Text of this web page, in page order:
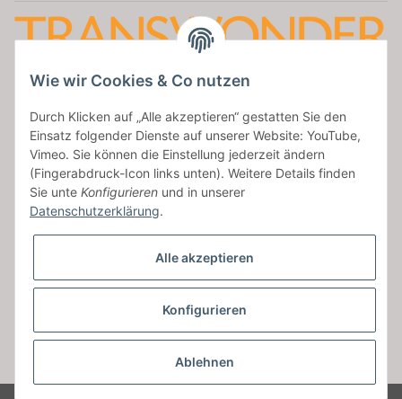
Aumaische Str. 47
07937 Zeulenroda
Tel: 036628/954427
service@transwonder.de
* Alle Preise inkl. gesetzlicher USt., zzgl.Versand
Wie wir Cookies & Co nutzen
Durch Klicken auf „Alle akzeptieren“ gestatten Sie den
Einsatz folgender Dienste auf unserer Website: YouTube,
Vimeo. Sie können die Einstellung jederzeit ändern
(Fingerabdruck-Icon links unten). Weitere Details finden
Sie unte Konfigurieren und in unserer
Datenschutzerklärung.
Alle akzeptieren
Konfigurieren
Ablehnen